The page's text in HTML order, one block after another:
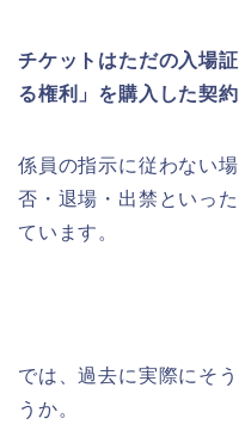
チケットはただの入場
る権利」を購入した契
係員の指示に従わない
否・退場・出禁といっ
ています。
では、過去に実際にそ
うか。